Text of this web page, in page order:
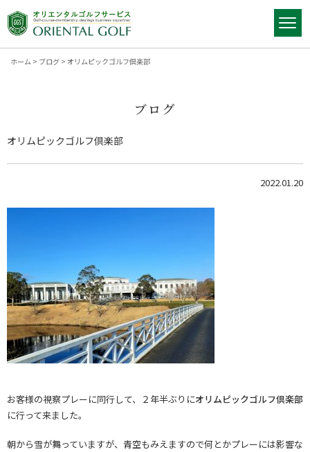
ホーム > ブログ > オリムピックゴルフ倶楽部
ブログ
オリムピックゴルフ倶楽部
2022.01.20
お客様の視察プレーに同行して、２年半ぶりにオリムピックゴルフ倶楽部
に行って来ました。
朝から雪が舞っていますが、青空もみえますので何とかプレーには影響な